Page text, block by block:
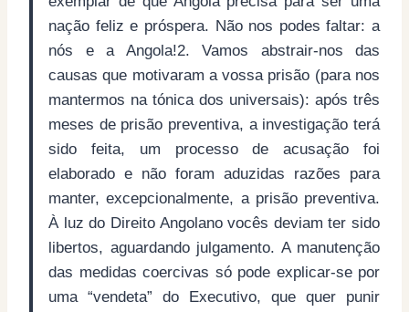
nação feliz e próspera. Não nos podes faltar: a
nós e a Angola!2. Vamos abstrair-nos das
causas que motivaram a vossa prisão (para nos
mantermos na tónica dos universais): após três
meses de prisão preventiva, a investigação terá
sido feita, um processo de acusação foi
elaborado e não foram aduzidas razões para
manter, excepcionalmente, a prisão preventiva.
À luz do Direito Angolano vocês deviam ter sido
libertos, aguardando julgamento. A manutenção
das medidas coercivas só pode explicar-se por
uma “vendeta” do Executivo, que quer punir